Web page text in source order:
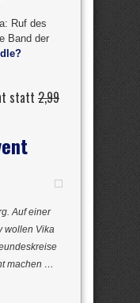
Ruf des
Band der
statt 2,99
Auf einer
wollen Vika
machen …